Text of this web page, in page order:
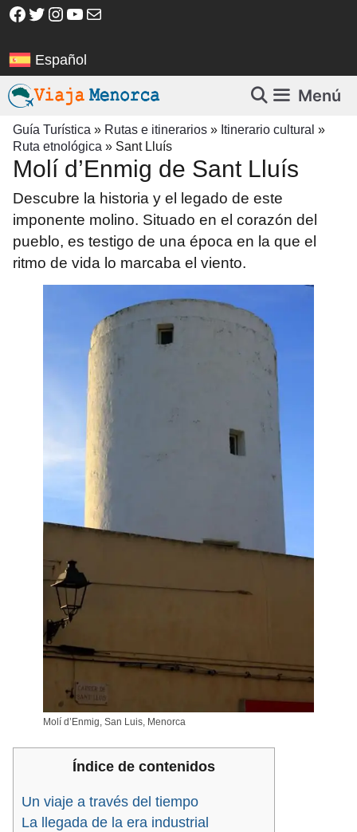
Saltar
Facebook
Twitter
Instagram
YouTube
Correo electrónico
Español
Menú
Guía Turística » Rutas e itinerarios » Itinerario cultural »
Ruta etnológica » Sant Lluís
Molí d’Enmig de Sant Lluís
Descubre la historia y el legado de este
imponente molino. Situado en el corazón del
pueblo, es testigo de una época en la que el
ritmo de vida lo marcaba el viento.
Molí d’Enmig, San Luis, Menorca
Índice de contenidos
Un viaje a través del tiempo
La llegada de la era industrial